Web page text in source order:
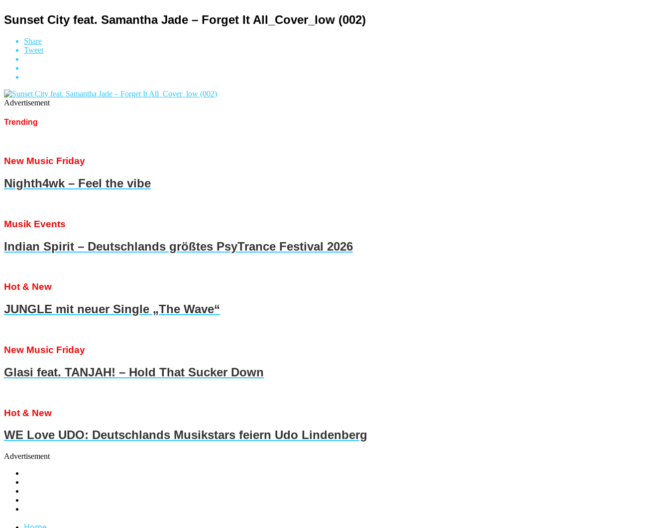
Sunset City feat. Samantha Jade – Forget It All_Cover_low (002)
Share
Tweet
Advertisement
Trending
New Music Friday
Nighth4wk – Feel the vibe
Musik Events
Indian Spirit – Deutschlands größtes PsyTrance Festival 2026
Hot & New
JUNGLE mit neuer Single „The Wave“
New Music Friday
Glasi feat. TANJAH! – Hold That Sucker Down
Hot & New
WE Love UDO: Deutschlands Musikstars feiern Udo Lindenberg
Advertisement